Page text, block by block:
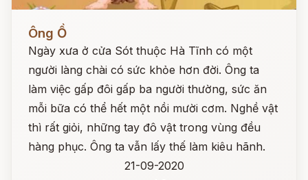
Đọc ngay
Ông Ồ
Ngày xưa ở cửa Sót thuộc Hà Tĩnh có một
người làng chài có sức khỏe hơn đời. Ông ta
làm việc gấp đôi gấp ba người thường, sức ăn
mỗi bữa có thể hết một nồi mười cơm. Nghề vật
thì rất giỏi, những tay đô vật trong vùng đều
hàng phục. Ông ta vẫn lấy thế làm kiêu hãnh.
21-09-2020